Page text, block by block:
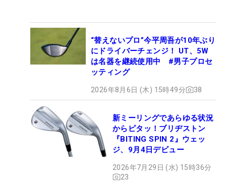
“替えないプロ”今平周吾が10年ぶり
にドライバーチェンジ！ UT、5W
は名器を継続使用中 #男子プロセ
ッティング
2026年8月6日 (木) 15時49分 38
新ミーリングであらゆる状況
からピタッ！ブリヂストン
『BITING SPIN 2』ウェッ
ジ、9月4日デビュー
2026年7月29日 (水) 15時36分
23